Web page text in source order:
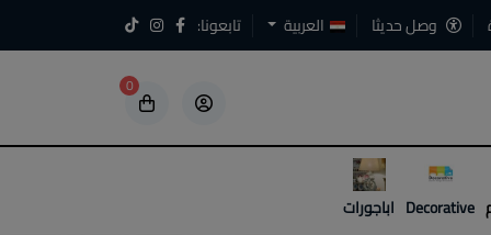
وصل حديثا العربية تابعونا:
0
5
5
Decorative اباجورات